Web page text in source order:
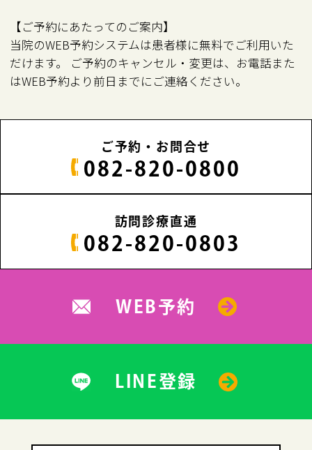
【ご予約にあたってのご案内】
当院のWEB予約システムは患者様に無料でご利用いた
だけます。 ご予約のキャンセル・変更は、お電話また
はWEB予約より前日までにご連絡ください。
ご予約・お問合せ
082-820-0800
訪問診療直通
082-820-0803
WEB予約
LINE登録